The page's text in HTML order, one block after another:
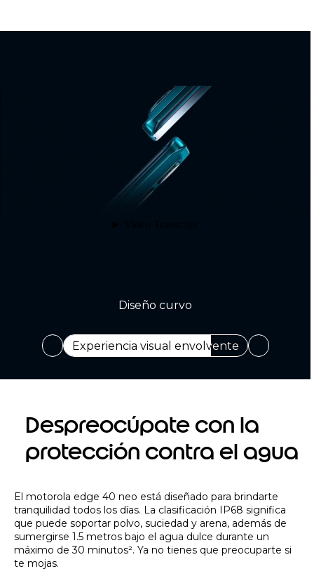
Diseño delgado y sofisticado
Increíblemente delgado
Despreocúpate con la
protección contra el agua
El motorola edge 40 neo está diseñado para brindarte
tranquilidad todos los días. La clasificación IP68 significa
que puede soportar polvo, suciedad y arena, además de
sumergirse 1.5 metros bajo el agua dulce durante un
máximo de 30 minutos². Ya no tienes que preocuparte si
te mojas.